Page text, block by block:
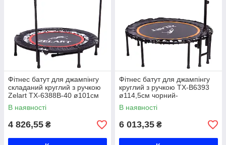
Фітнес батут для джампінгу
складаний круглий з ручкою
Zelart TX-6388B-40 ø101см
чорний-червоний Код TX-
6388B-40
В наявності
4 826,55 ₴
Фітнес батут для джампінгу
круглий з ручкою TX-B6393
ø114,5см чорний-
помаранчевий Код TX-B6393
В наявності
6 013,35 ₴